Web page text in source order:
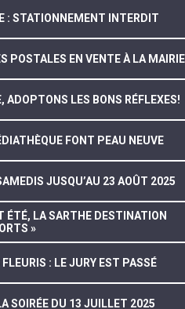
: STATIONNEMENT INTERDIT
POSTALES EN VENTE À LA MAIRIE
ADOPTONS LES BONS RÉFLEXES!
FONT PEAU NEUVE
JUSQU’AU 23 AOÛT 2025
ÉTÉ, LA SARTHE DESTINATION
»
: LE JURY EST PASSÉ
SOIRÉE DU 13 JUILLET 2025